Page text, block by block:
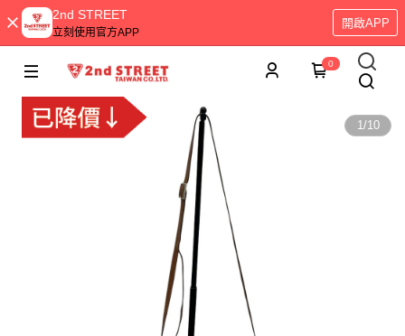
2nd STREET
立刻使用官方APP
開啟APP
0
1/10